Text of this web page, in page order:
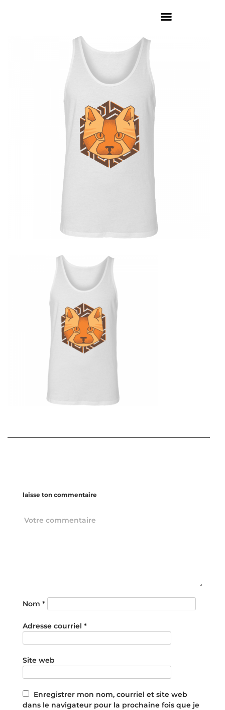
laisse ton commentaire
Nom *
Adresse courriel *
Site web
Enregistrer mon nom, courriel et site web
dans le navigateur pour la prochaine fois que je